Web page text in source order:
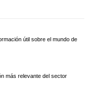
útil sobre el mundo de
más relevante del sector